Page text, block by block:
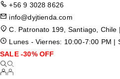
+56 9 3028 8626
info@dyjtienda.com
C. Patronato 199, Santiago,
Lunes - Viernes: 10:00-7:00 PM |
SALE -30% OFF